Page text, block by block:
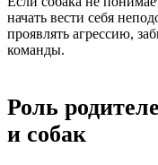
начать вести себя
проявлять агрессию,
команды.
Роль
и собак